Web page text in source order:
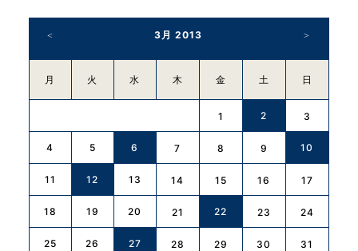
3月 2013
月 火 水 木 金 土 日
1 2 3
4 5 6 7 8 9 10
11 12 13 14 15 16 17
18 19 20 21 22 23 24
25 26 27 28 29 30 31